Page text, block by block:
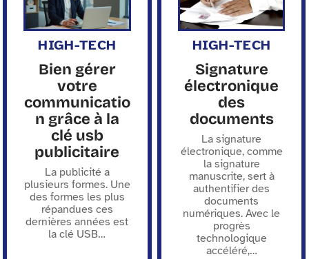
HIGH-TECH
Bien gérer
votre
communicatio
n grâce à la
clé usb
publicitaire
La publicité a
plusieurs formes. Une
des formes les plus
répandues ces
dernières années est
la clé USB…
HIGH-TECH
Signature
électronique
des
documents
La signature
électronique, comme
la signature
manuscrite, sert à
authentifier des
documents
numériques. Avec le
progrès
technologique
accéléré,…